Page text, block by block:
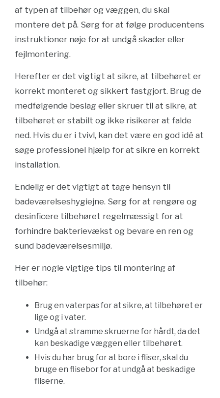
af typen af tilbehør og væggen, du skal
montere det på. Sørg for at følge producentens
instruktioner nøje for at undgå skader eller
fejlmontering.
Herefter er det vigtigt at sikre, at tilbehøret er
korrekt monteret og sikkert fastgjort. Brug de
medfølgende beslag eller skruer til at sikre, at
tilbehøret er stabilt og ikke risikerer at falde
ned. Hvis du er i tvivl, kan det være en god idé at
søge professionel hjælp for at sikre en korrekt
installation.
Endelig er det vigtigt at tage hensyn til
badeværelseshygiejne. Sørg for at rengøre og
desinficere tilbehøret regelmæssigt for at
forhindre bakterievækst og bevare en ren og
sund badeværelsesmiljø.
Her er nogle vigtige tips til montering af
tilbehør:
Brug en vaterpas for at sikre, at tilbehøret er
lige og i vater.
Undgå at stramme skruerne for hårdt, da det
kan beskadige væggen eller tilbehøret.
Hvis du har brug for at bore i fliser, skal du
bruge en flisebor for at undgå at beskadige
fliserne.